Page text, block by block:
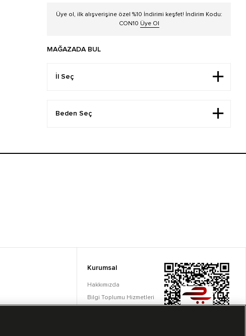
Üye ol, ilk alışverişine özel %10 İndirimi keşfet! İndirim Kodu:
CON10 Üye Ol
MAĞAZADA BUL
Kurumsal
Hakkımızda
Bilgi Toplumu Hizmetleri